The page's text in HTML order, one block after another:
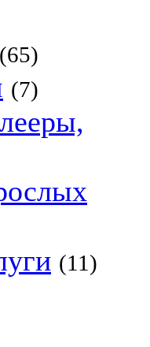
(65)
(7)
(11)